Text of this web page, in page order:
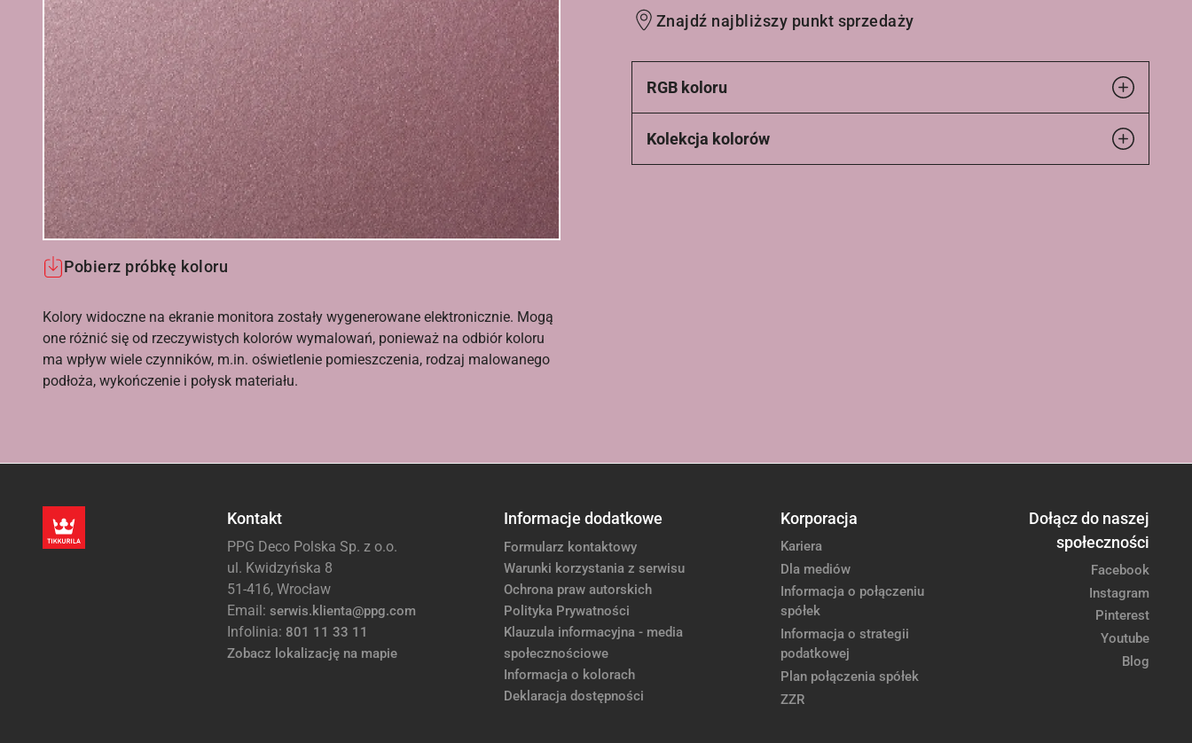
Pobierz próbkę koloru
Kolory widoczne na ekranie monitora zostały wygenerowane elektronicznie. Mogą
one różnić się od rzeczywistych kolorów wymalowań, ponieważ na odbiór koloru
ma wpływ wiele czynników, m.in. oświetlenie pomieszczenia, rodzaj malowanego
podłoża, wykończenie i połysk materiału.
Znajdź najbliższy punkt sprzedaży
RGB koloru
Kolekcja kolorów
Kontakt
PPG Deco Polska Sp. z o.o.
ul. Kwidzyńska 8
51-416, Wrocław
Email: serwis.klienta@ppg.com
Infolinia: 801 11 33 11
Zobacz lokalizację na mapie
Informacje dodatkowe
Formularz kontaktowy
Warunki korzystania z serwisu
Ochrona praw autorskich
Polityka Prywatności
Klauzula informacyjna - media
społecznościowe
Informacja o kolorach
Deklaracja dostępności
Korporacja
Kariera
Dla mediów
Informacja o połączeniu
spółek
Informacja o strategii
podatkowej
Plan połączenia spółek
ZZR
Dołącz do naszej
społeczności
Facebook
Instagram
Pinterest
Youtube
Blog